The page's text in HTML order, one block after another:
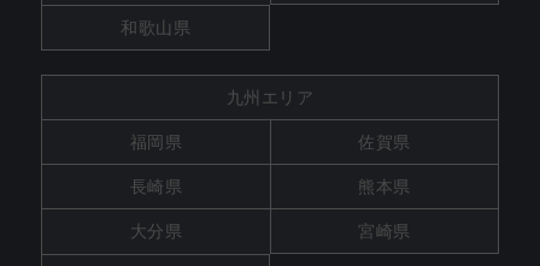
和歌山県
九州エリア
福岡県 佐賀県
長崎県 熊本県
大分県 宮崎県